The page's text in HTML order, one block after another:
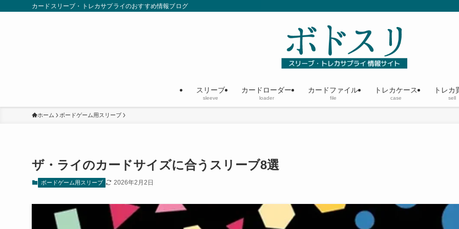
カードスリーブ・トレカサプライのおすすめ情報ブログ
スリーブ
sleeve
カードローダー
loader
カードファイル
file
トレカケース
case
トレカ
sell
ホーム ボードゲーム用スリーブ
ザ・ライのカードサイズに合うスリーブ8選
ボードゲーム用スリーブ 2026年2月2日